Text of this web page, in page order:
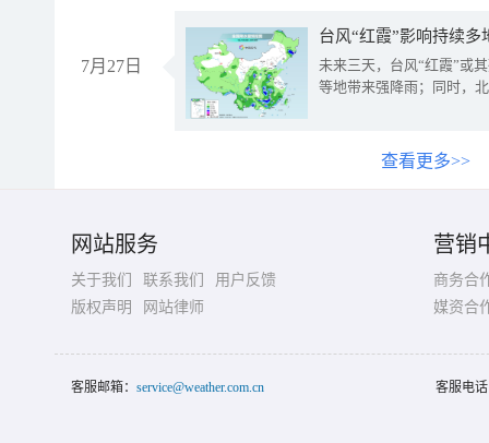
7月27日
台风“红霞”影响持续
未来三天，台风“红霞”或
等地带来强降雨；同时，
查看更多>>
网站服务
关于我们 联系我们
用户反馈
版权声明
网站律师
营销
商务合
媒资合
客服邮箱： service@weather.com.cn 客服电